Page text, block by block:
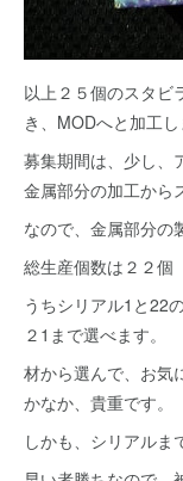
以上２５個のスタビ
き、MODへと加工し
募集期間は、少し、
金属部分の加工から
なので、金属部分の
総生産個数は２２個
うちシリアル1と22
２1まで選べます。
材から選んで、お気
かなか、貴重です。
しかも、シリアルま